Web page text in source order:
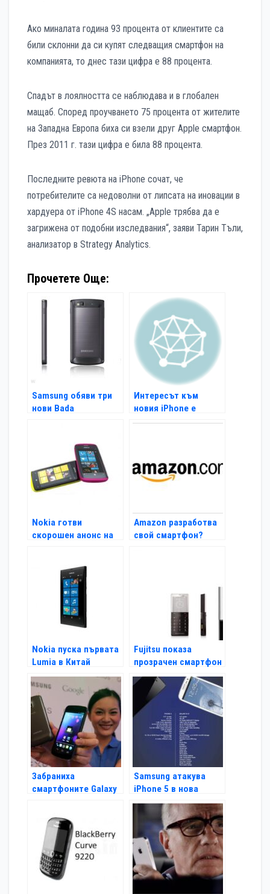
Ако миналата година 93 процента от клиентите са
били склонни да си купят следващия смартфон на
компанията, то днес тази цифра е 88 процента.
Спадът в лоялността се наблюдава и в глобален
мащаб. Според проучването 75 процента от жителите
на Западна Европа биха си взели друг Apple смартфон.
През 2011 г. тази цифра е била 88 процента.
Последните ревюта на iPhone сочат, че
потребителите са недоволни от липсата на иновации в
хардуера от iPhone 4S насам. „Apple трябва да е
загрижена от подобни изследвания“, заяви Тарин Тъли,
анализатор в Strategy Analytics.
Прочетете Още:
Samsung обяви три
нови Bada
Интересът към
новия iPhone е
огромен
Nokia готви
скорошен анонс на
Amazon разработва
свой смартфон?
Nokia пуска първата
Lumia в Китай
Fujitsu показа
прозрачен смартфон
Забраниха
смартфоните Galaxy
Samsung атакува
iPhone 5 в нова
реклама